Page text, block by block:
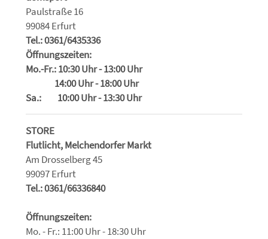
Paulstraße 16
99084 Erfurt
Tel.: 0361/6435336
Öffnungszeiten:
Mo.-Fr.: 10:30 Uhr - 13:00 Uhr
14:00 Uhr - 18:00 Uhr
Sa.: 10:00 Uhr - 13:30 Uhr
STORE
Flutlicht, Melchendorfer Markt
Am Drosselberg 45
99097 Erfurt
Tel.: 0361/66336840
Öffnungszeiten:
Mo. - Fr.: 11:00 Uhr - 18:30 Uhr